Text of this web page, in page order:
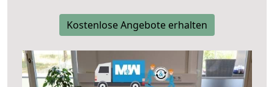
Kostenlose Angebote erhalten